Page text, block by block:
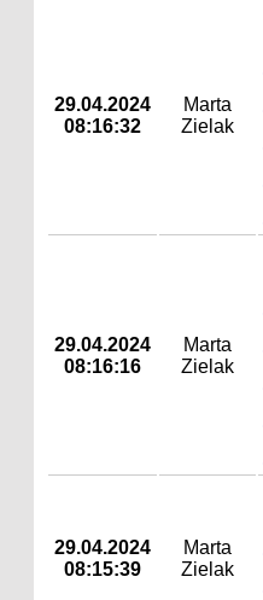
29.04.2024
08:16:32
Marta
Zielak
29.04.2024
08:16:16
Marta
Zielak
29.04.2024
08:15:39
Marta
Zielak